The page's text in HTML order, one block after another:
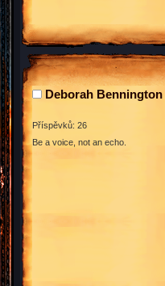
Deborah Bennington
Příspěvků: 26
Be a voice, not an echo.